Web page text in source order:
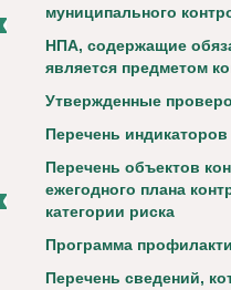
муниципального
НПА, содержащие
является предметом
Утвержденные
Перечень
Перечень объектов
ежегодного плана
категории риска
Программа
Перечень сведений,